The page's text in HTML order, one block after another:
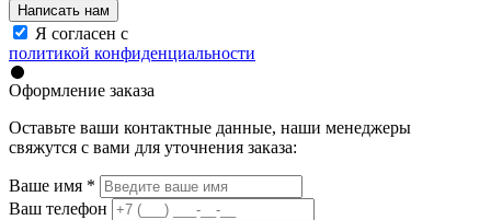
Написать нам
Я согласен с
политикой конфиденциальности
Оформление заказа
Оставьте ваши контактные данные, наши менеджеры
свяжутся с вами для уточнения заказа:
Ваше имя *
Ваш телефон